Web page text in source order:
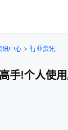
讯中心 > 行业资讯
手!个人使